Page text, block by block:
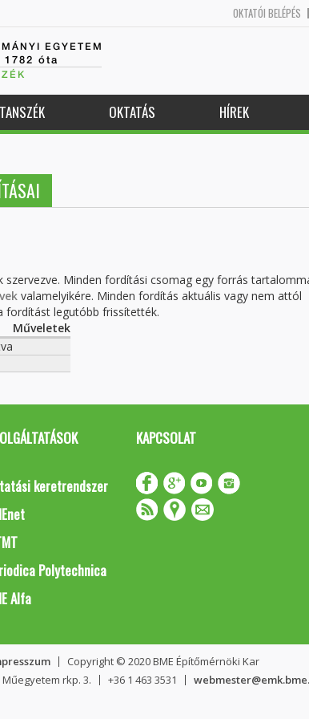
OKTATÓI BELÉPÉS
EGYETEM
óta
TANSZÉK OKTATÁS HÍREK
Minden fordítási csomag egy forrás
valamelyikére. Minden fordítás aktuális vagy nem attól
fordítást legutóbb frissítették.
Műveletek
keretrendszer
Polytechnica
Alfa
KAPCSOLAT
Copyright © 2020 BME Építőmérnöki Kar
rkp. 3.
+36 1 463 3531